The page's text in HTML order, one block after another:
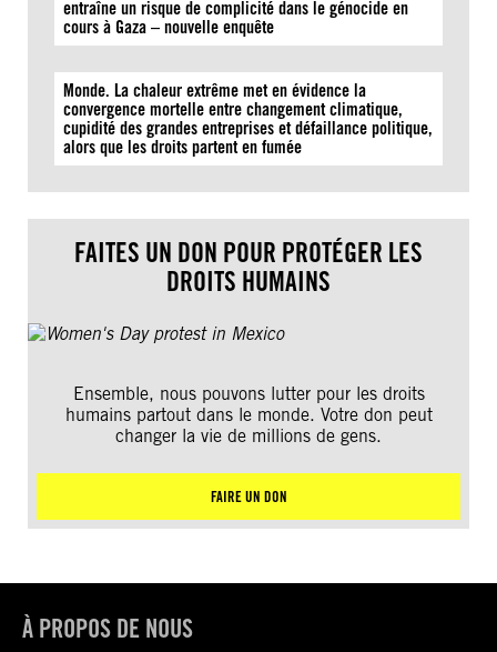
entraîne un risque de complicité dans le génocide en
cours à Gaza – nouvelle enquête
Monde. La chaleur extrême met en évidence la
convergence mortelle entre changement climatique,
cupidité des grandes entreprises et défaillance politique,
alors que les droits partent en fumée
FAITES UN DON POUR PROTÉGER LES
DROITS HUMAINS
Ensemble, nous pouvons lutter pour les droits
humains partout dans le monde. Votre don peut
changer la vie de millions de gens.
FAIRE UN DON
À PROPOS DE NOUS